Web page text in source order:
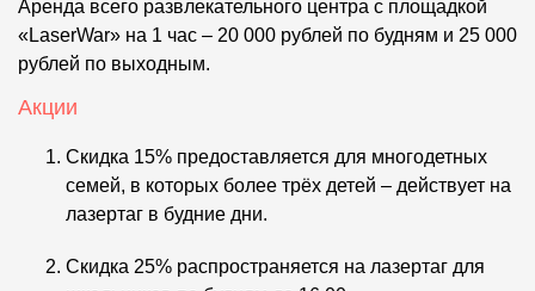
Аренда всего развлекательного центра с площадкой
«LaserWar» на 1 час – 20 000 рублей по будням и 25 000
рублей по выходным.
Акции
Скидка 15% предоставляется для многодетных
семей, в которых более трёх детей – действует на
лазертаг в будние дни.
Скидка 25% распространяется на лазертаг для